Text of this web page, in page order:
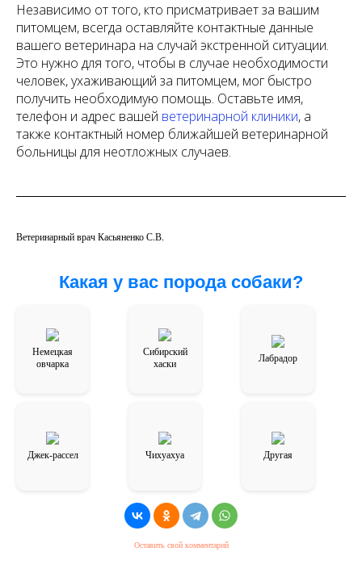
Независимо от того, кто присматривает за вашим
питомцем, всегда оставляйте контактные данные
вашего ветеринара на случай экстренной ситуации.
Это нужно для того, чтобы в случае необходимости
человек, ухаживающий за питомцем, мог быстро
получить необходимую помощь. Оставьте имя,
телефон и адрес вашей ветеринарной клиники, а
также контактный номер ближайшей ветеринарной
больницы для неотложных случаев.
Ветеринарный врач Касьяненко С.В.
Какая у вас порода собаки?
Немецкая
овчарка
Сибирский
хаски
Лабрадор
Джек-рассел Чихуахуа Другая
Оставить свой комментарий